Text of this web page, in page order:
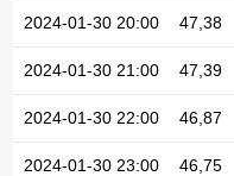
2024-01-30 20:00 47,38
2024-01-30 21:00 47,39
2024-01-30 22:00 46,87
2024-01-30 23:00 46,75